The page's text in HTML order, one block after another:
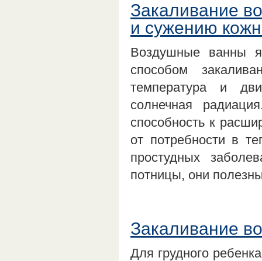
Закаливание
и сужению
Воздушные ванны
способом
температура и
солнечная
способность к
от потребности в
простудных
потницы, они
Закаливание
Для грудного